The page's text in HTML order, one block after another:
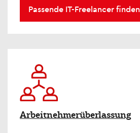
Passende IT-Freelancer finden
Arbeitnehmerüberlassung